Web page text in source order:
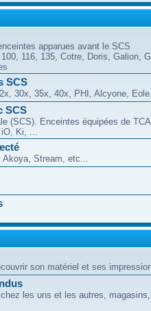
apparues avant le SCS
116, 135, Cotre, Doris, Galion,
SCS
30x, 35x, 40x, PHI, Alcyone,
SCS
(SCS). Enceintes équipées de
iO, Ki, ...
Akoya, Stream, etc...
son matériel et ses
les uns et les autres,